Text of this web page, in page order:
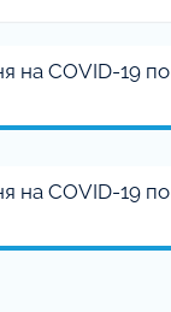
на COVID-19 по
на COVID-19 по